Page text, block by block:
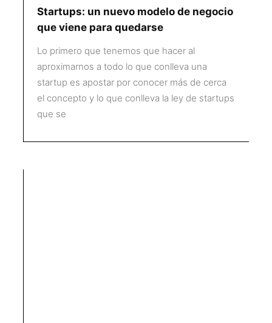
Startups: un nuevo modelo de negocio
que viene para quedarse
Lo primero que tenemos que hacer al
aproximarnos a todo lo que conlleva una
startup es apostar por conocer más de cerca
el concepto y lo que conlleva la ley de startups
que se